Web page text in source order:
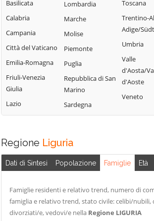
Basilicata
Calabria
Campania
Città del Vaticano
Emilia-Romagna
Friuli-Venezia
Giulia
Lazio
Lombardia
Marche
Molise
Piemonte
Puglia
Repubblica di San
Marino
Sardegna
Toscana
Trentino-
Adige/
Umbria
Valle
d'Aosta/
d'Aoste
Veneto
Regione Liguria
Dati di Sintesi Popolazione Famiglie Età
Famiglie residenti e relativo trend, numero di
famiglia e relativo trend, stato civile: celibi/nubili,
divorziati/e, vedovi/e nella Regione LIGURIA